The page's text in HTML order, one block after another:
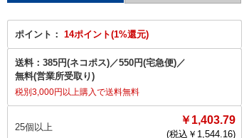
ポイント： 14ポイント(1%還元)
送料： 385円(ネコポス)／550円(宅急便)／
無料(営業所受取り)
税別3,000円以上購入で送料無料
25個以上
￥1,403.79
(税込￥ 1,544.16)